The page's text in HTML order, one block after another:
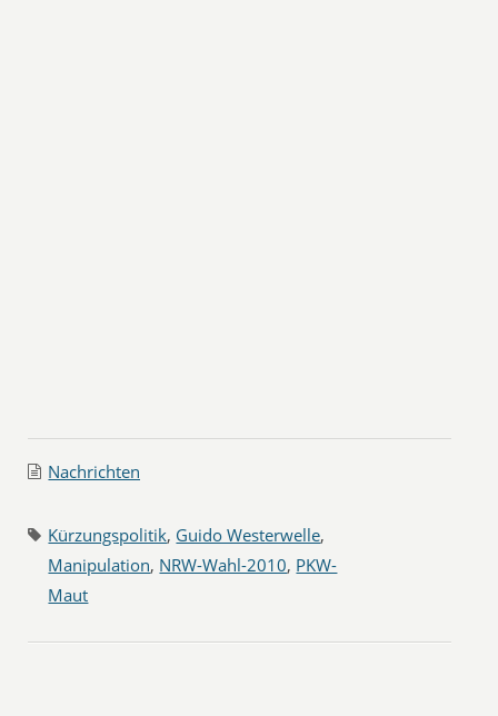
Nachrichten
Kürzungspolitik, Guido Westerwelle,
Manipulation, NRW-Wahl-2010, PKW-
Maut